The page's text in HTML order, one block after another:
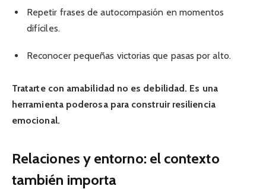
Repetir frases de autocompasión en momentos
difíciles.
Reconocer pequeñas victorias que pasas por alto.
Tratarte con amabilidad no es debilidad. Es una
herramienta poderosa para construir resiliencia
emocional.
Relaciones y entorno: el contexto
también importa